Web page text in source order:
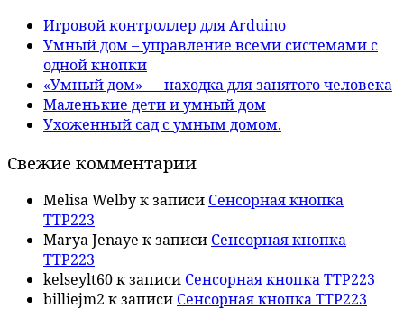
Игровой контроллер для Arduino
Умный дом – управление всеми системами с
одной кнопки
«Умный дом» — находка для занятого человека
Маленькие дети и умный дом
Ухоженный сад с умным домом.
Свежие комментарии
Melisa Welbyк записи Сенсорная кнопка
TTP223
Marya Jenaye к записи Сенсорная кнопка
TTP223
kelseylt60к записи Сенсорная кнопка TTP223
billiejm2 к записи Сенсорная кнопка TTP223